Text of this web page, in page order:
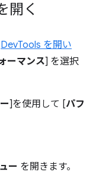
開く
DevTools を開い
ーマンス] を選択
]を使用して [パフ
ー を開きます。